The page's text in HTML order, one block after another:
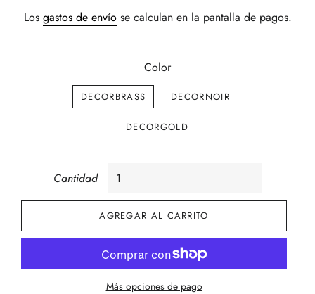
venta
Los gastos de envíose calculan en la pantalla de pagos.
Color
DECORBRASS DECORNOIR
DECORGOLD
Cantidad
AGREGAR AL CARRITO
Más opciones de pago